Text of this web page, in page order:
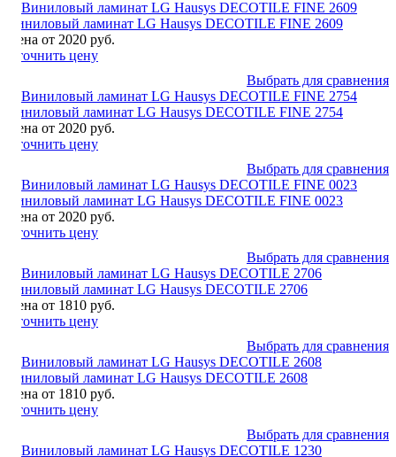
Виниловый ламинат LG Hausys DECOTILE FINE 2609
Цена от 2020 руб.
Уточнить цену
Выбрать для сравнения
Виниловый ламинат LG Hausys DECOTILE FINE 2754
Цена от 2020 руб.
Уточнить цену
Выбрать для сравнения
Виниловый ламинат LG Hausys DECOTILE FINE 0023
Цена от 2020 руб.
Уточнить цену
Выбрать для сравнения
Виниловый ламинат LG Hausys DECOTILE 2706
Цена от 1810 руб.
Уточнить цену
Выбрать для сравнения
Виниловый ламинат LG Hausys DECOTILE 2608
Цена от 1810 руб.
Уточнить цену
Выбрать для сравнения